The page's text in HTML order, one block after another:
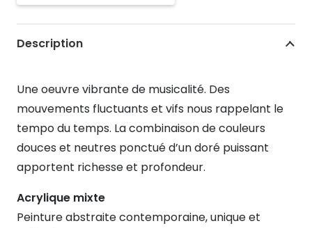
$1,200.00.
Allegro
Description
Une oeuvre vibrante de musicalité. Des
mouvements fluctuants et vifs nous rappelant le
tempo du temps. La combinaison de couleurs
douces et neutres ponctué d’un doré puissant
apportent richesse et profondeur.
Acrylique mixte
Peinture abstraite contemporaine, unique et